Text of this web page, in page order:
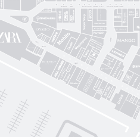
Art City
Rikky Hype
Guide
Super Step
Yarmich
OUI
Moroon
Trend collection
Ochnik